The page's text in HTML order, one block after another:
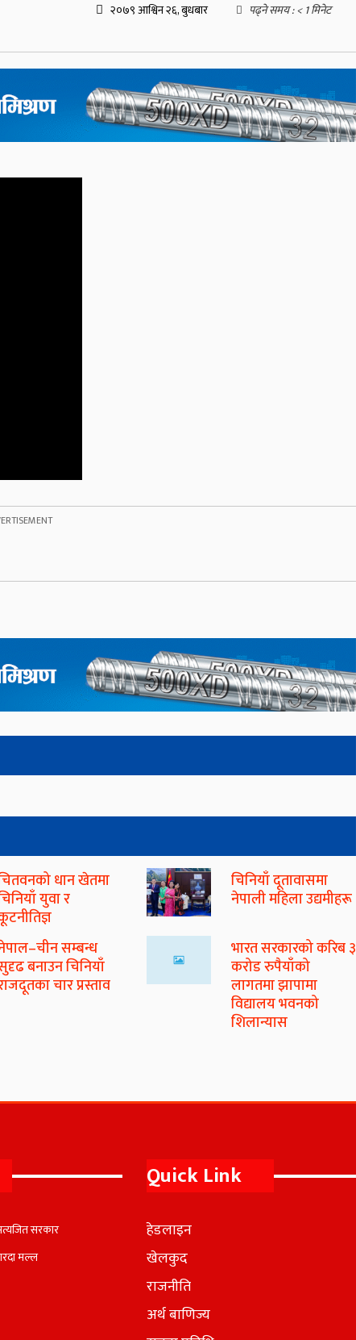
२०७९ आश्विन २६, बुधबार पढ्ने समय :< 1मिनेट
धान खेतमा
युवा र
चिनियाँ दूतावासमा
नेपाली महिला उद्यमीहरू
सम्बन्ध
बनाउन चिनियाँ
चार प्रस्ताव
भारत सरकारको करिब ३
करोड रुपैयाँको
लागतमा झापामा
विद्यालय भवनको
शिलान्यास
सरकार
मल्ल
Quick Link
हेडलाइन
खेलकुद
राजनीति
अर्थ बाणिज्य